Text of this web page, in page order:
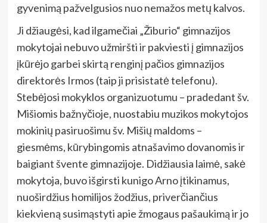
gyvenimą pažvelgusios nuo nemažos metų kalvos.
Ji džiaugėsi, kad ilgamečiai „Žiburio“ gimnazijos
mokytojai nebuvo užmiršti ir pakviesti į gimnazijos
įkūrėjo garbei skirtą renginį pačios gimnazijos
direktorės Irmos (taip ji prisistatė telefonu).
Stebėjosi mokyklos organizuotumu – pradedant šv.
Mišiomis bažnyčioje, nuostabiu muzikos mokytojos
mokinių pasiruošimu šv. Mišių maldoms –
giesmėms, kūrybingomis atnašavimo dovanomis ir
baigiant švente gimnazijoje. Didžiausia laimė, sakė
mokytoja, buvo išgirsti kunigo Arno įtikinamus,
nuoširdžius homilijos žodžius, priverčiančius
kiekvieną susimąstyti apie žmogaus pašaukimą ir jo